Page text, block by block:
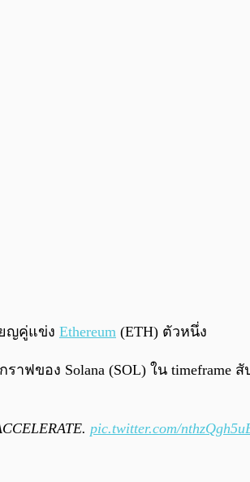
ญคู่แข่ง Ethereum (ETH) ตัวหนึ่ง
ของ Solana (SOL) ใน timeframe
pic.twitter.com/